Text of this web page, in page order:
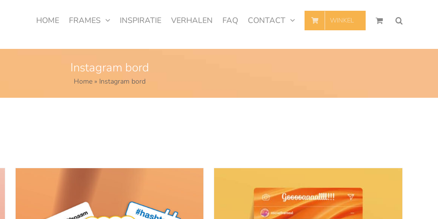
HOME FRAMES INSPIRATIE VERHALEN FAQ CONTACT WINKEL
Instagram bord
Home» Instagram bord